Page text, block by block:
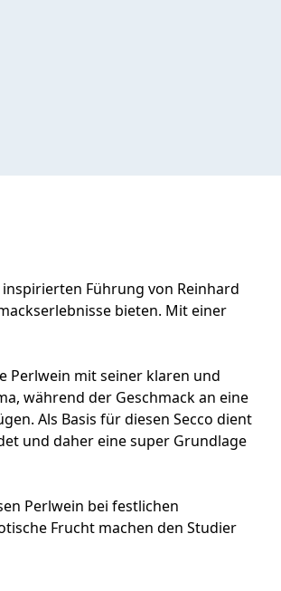
Führung von Reinhard
bieten. Mit einer
Perlwein mit seiner klaren und
während der Geschmack an eine
Als Basis für diesen Secco dient
und daher eine super Grundlage
Perlwein bei festlichen
Frucht machen den Studier